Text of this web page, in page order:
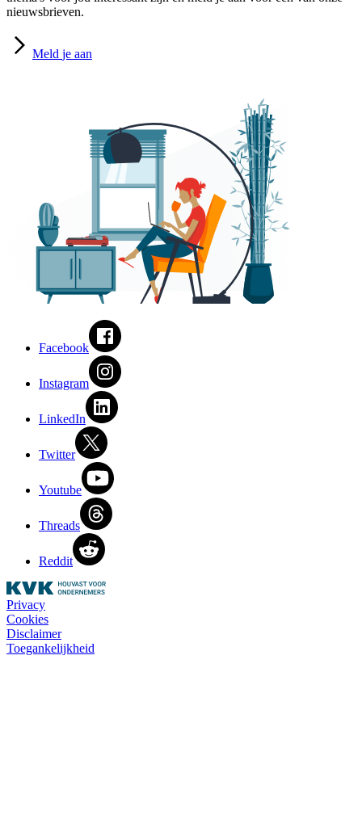
nieuwsbrieven.
Meld je aan
Facebook
Instagram
LinkedIn
Twitter
Youtube
Threads
Reddit
Privacy
Cookies
Disclaimer
Toegankelijkheid